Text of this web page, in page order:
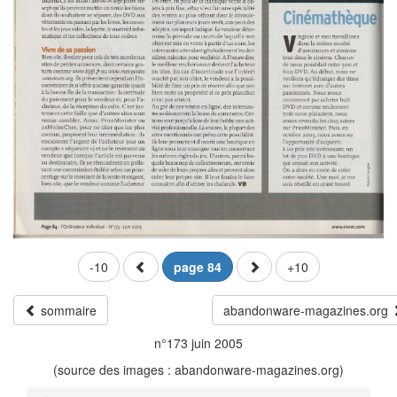
-10 page 84 +10
sommaire
abandonware-magazines.org
n°173 juin 2005
(source des images : abandonware-magazines.org)